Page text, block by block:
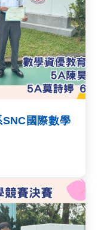
國際數學